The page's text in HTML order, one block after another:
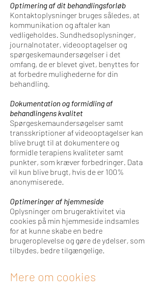
Optimering af dit behandlingsforløb
Kontaktoplysninger bruges således, at
kommunikation og aftaler kan
vedligeholdes. Sundhedsoplysninger,
journalnotater, videooptagelser og
spørgeskemaundersøgelser i det
omfang, de er blevet givet, benyttes for
at forbedre mulighederne for din
behandling.
Dokumentation og formidling af
behandlingens kvalitet
Spørgeskemaundersøgelser samt
transskriptioner af videooptagelser kan
blive brugt til at dokumentere og
formidle terapiens kvaliteter samt
punkter, som kræver forbedringer. Data
vil kun blive brugt, hvis de er 100%
anonymiserede.
Optimeringer af hjemmeside
Oplysninger om brugeraktivitet via
cookies på min hjemmeside indsamles
for at kunne skabe en bedre
brugeroplevelse og gøre de ydelser, som
tilbydes, bedre tilgængelige.
Mere om cookies